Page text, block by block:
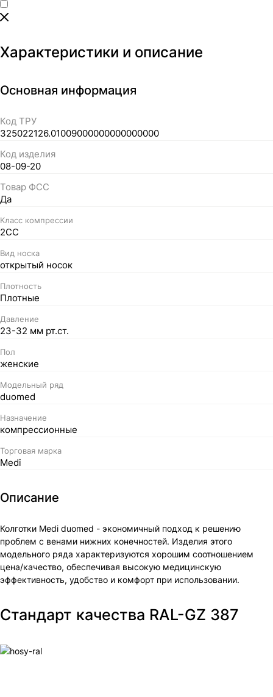
Характеристики и описание
Основная информация
Код ТРУ
325022126.01009000000000000000
Код изделия
08-09-20
Товар ФСС
Да
Класс компрессии
2СС
Вид носка
открытый носок
Плотность
Плотные
Давление
23-32 мм рт.ст.
Пол
женские
Модельный ряд
duomed
Назначение
компрессионные
Торговая марка
Medi
Описание
Колготки Medi duomed - экономичный подход к решению
проблем с венами нижних конечностей. Изделия этого
модельного ряда характеризуются хорошим соотношением
цена/качество, обеспечивая высокую медицинскую
эффективность, удобство и комфорт при использовании.
Стандарт качества RAL-GZ 387